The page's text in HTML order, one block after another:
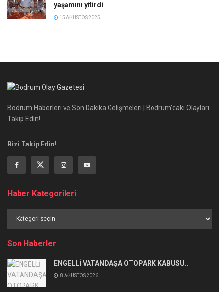
yaşamını yitirdi
15 AĞUSTOS 2025
Bodrum Haberleri ve Son Dakika Gelişmeleri | Bodrum’daki Olayları
Takip Edin!..
Bizi Takip Edin!..
Haber Kategorileri
Kategorileri
Son Haberler
ENGELLİ VATANDAŞA OTOPARK KABUSU..
8 AĞUSTOS 2026